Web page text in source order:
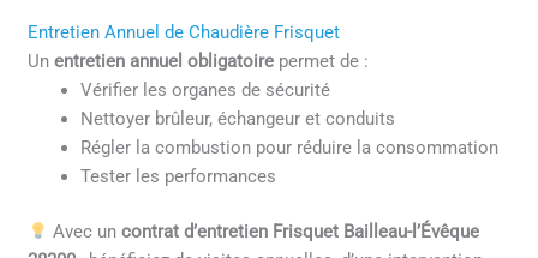
Entretien Annuel de Chaudière Frisquet
Unentretien annuel obligatoire permet de :
Vérifier les organes de sécurité
Nettoyer brûleur, échangeur et conduits
Régler la combustion pour réduire la consommation
Tester les performances
Avec un contrat d’entretien Frisquet Bailleau-l’Évêque